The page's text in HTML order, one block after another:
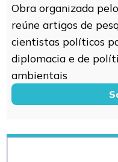
Obra organizada
reúne artigos de
cientistas políticos
diplomacia e de
ambientais